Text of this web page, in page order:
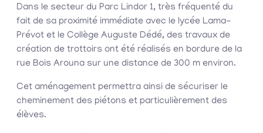
Dans le secteur du Parc Lindor 1, très fréquenté du
fait de sa proximité immédiate avec le lycée Lama-
Prévot et le Collège Auguste Dédé, des travaux de
création de trottoirs ont été réalisés en bordure de la
rue Bois Arouna sur une distance de 300 m environ.
Cet aménagement permettra ainsi de sécuriser le
cheminement des piétons et particulièrement des
élèves.